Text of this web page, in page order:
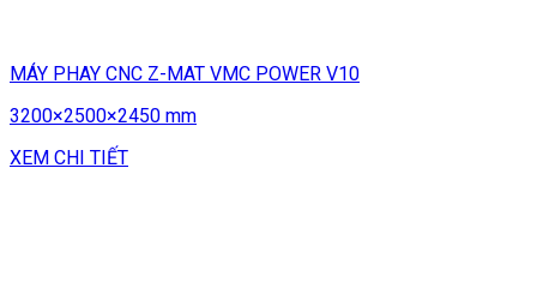
MÁY PHAY CNC Z-MAT VMC POWER V10
3200×2500×2450 mm
XEM CHI TIẾT